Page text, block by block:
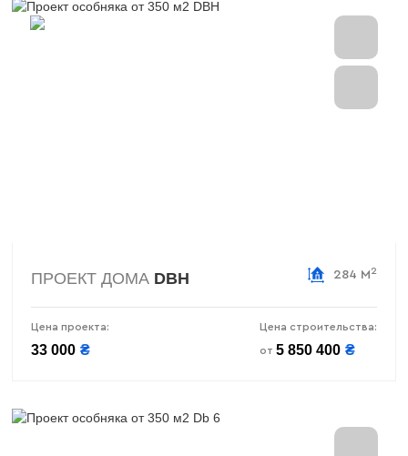
ПРОЕКТ ДОМА DBH 284 М 2
Цена проекта:
33 000 ₴
Цена строительства:
от 5 850 400 ₴